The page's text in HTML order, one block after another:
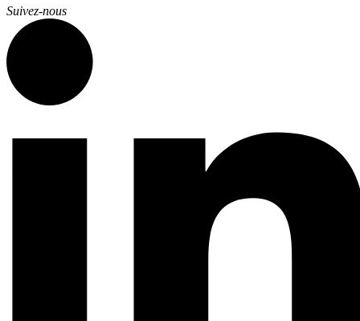
Suivez-nous